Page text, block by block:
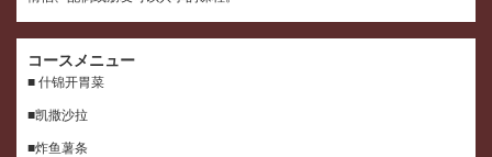
コースメニュー
■ 什锦开胃菜
■凯撒沙拉
■炸鱼薯条